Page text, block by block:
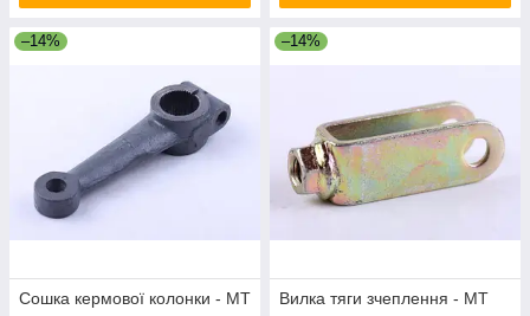
–14%
Сошка кермової колонки - МТ
–14%
Вилка тяги зчеплення - МТ